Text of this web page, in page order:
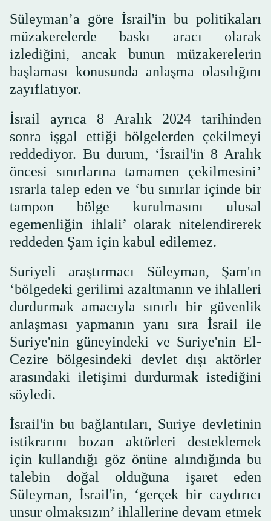
Süleyman’a göre İsrail'in bu politikaları
müzakerelerde baskı aracı olarak
izlediğini, ancak bunun müzakerelerin
başlaması konusunda anlaşma olasılığını
zayıflatıyor.
İsrail ayrıca 8 Aralık 2024 tarihinden
sonra işgal ettiği bölgelerden çekilmeyi
reddediyor. Bu durum, ‘İsrail'in 8 Aralık
öncesi sınırlarına tamamen çekilmesini’
ısrarla talep eden ve ‘bu sınırlar içinde bir
tampon bölge kurulmasını ulusal
egemenliğin ihlali’ olarak nitelendirerek
reddeden Şam için kabul edilemez.
Suriyeli araştırmacı Süleyman, Şam'ın
‘bölgedeki gerilimi azaltmanın ve ihlalleri
durdurmak amacıyla sınırlı bir güvenlik
anlaşması yapmanın yanı sıra İsrail ile
Suriye'nin güneyindeki ve Suriye'nin El-
Cezire bölgesindeki devlet dışı aktörler
arasındaki iletişimi durdurmak istediğini
söyledi.
İsrail'in bu bağlantıları, Suriye devletinin
istikrarını bozan aktörleri desteklemek
için kullandığı göz önüne alındığında bu
talebin doğal olduğuna işaret eden
Süleyman, İsrail'in, ‘gerçek bir caydırıcı
unsur olmaksızın’ ihlallerine devam etmek